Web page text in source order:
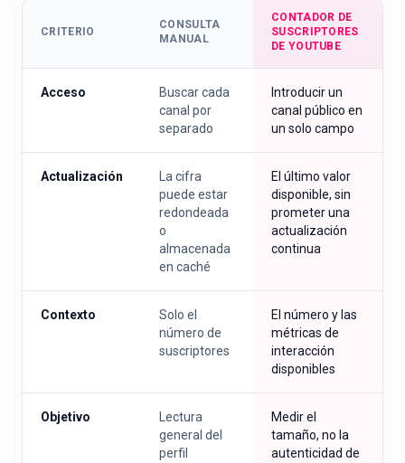
CRITERIO
CONSULTA
MANUAL
CONTADOR DE
SUSCRIPTORES
DE YOUTUBE
Acceso
Buscar cada
canal por
separado
Introducir un
canal público en
un solo campo
Actualización
La cifra
puede estar
redondeada
o
almacenada
en caché
El último valor
disponible, sin
prometer una
actualización
continua
Contexto
Solo el
número de
suscriptores
El número y las
métricas de
interacción
disponibles
Objetivo
Lectura
general del
perfil
Medir el
tamaño, no la
autenticidad de